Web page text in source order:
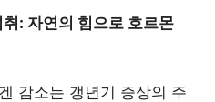
취: 자연의 힘으로 호르몬
감소는 갱년기 증상의 주